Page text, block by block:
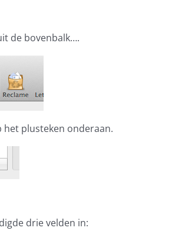
de bovenbalk….
het plusteken onderaan.
drie velden in: